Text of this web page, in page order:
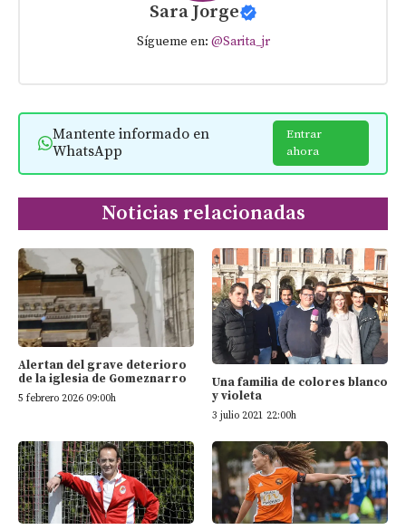
Sara Jorge
Sígueme en: @Sarita_jr
Mantente informado en
WhatsApp
Entrar
ahora
Noticias relacionadas
Alertan del grave deterioro
de la iglesia de Gomeznarro
5 febrero 2026 09:00h
Una familia de colores blanco
y violeta
3 julio 2021 22:00h